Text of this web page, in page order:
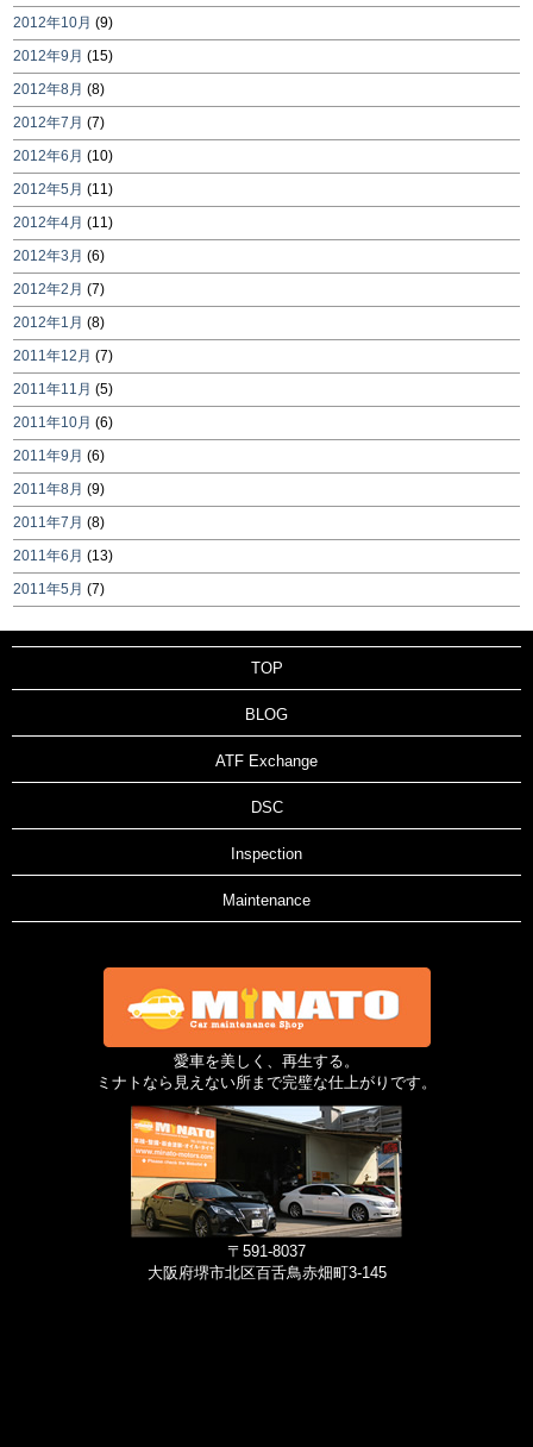
2012年10月 (9)
2012年9月 (15)
2012年8月 (8)
2012年7月 (7)
2012年6月 (10)
2012年5月 (11)
2012年4月 (11)
2012年3月 (6)
2012年2月 (7)
2012年1月 (8)
2011年12月 (7)
2011年11月 (5)
2011年10月 (6)
2011年9月 (6)
2011年8月 (9)
2011年7月 (8)
2011年6月 (13)
2011年5月 (7)
TOP
BLOG
ATF Exchange
DSC
Inspection
Maintenance
愛車を美しく、再生する。
ミナトなら見えない所まで完璧な仕上がりです。
〒591-8037
大阪府堺市北区百舌鳥赤畑町3-145